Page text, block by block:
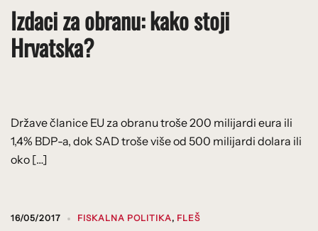
Izdaci za obranu: kako stoji
Hrvatska?
Države članice EU za obranu troše 200 milijardi eura ili
1,4% BDP-a, dok SAD troše više od 500 milijardi dolara ili
oko […]
16/05/2017 FISKALNA POLITIKA, FLEŠ